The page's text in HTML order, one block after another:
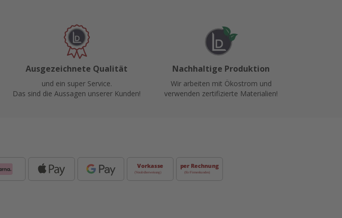
Ausgezeichnete Qualität
und ein super Service.
Das sind die Aussagen unserer Kunden!
Nachhaltige Produktion
Wir arbeiten mit Ökostrom und
verwenden zertifizierte Materialien!